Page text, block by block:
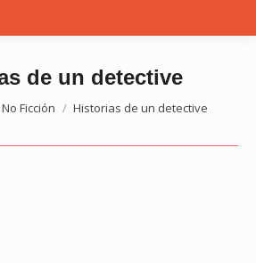
de un detective
No Ficción Historias de un detective